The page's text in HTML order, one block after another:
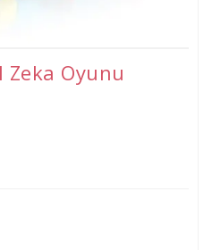
Zeka Oyunu